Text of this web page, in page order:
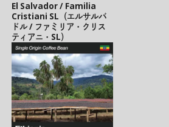
El Salvador / Familia
Cristiani SL（エルサルバ
ドル / ファミリア・クリス
ティアニ・SL）